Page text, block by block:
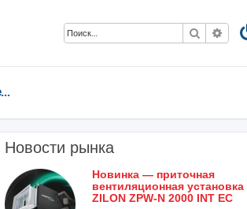
Поиск
Водоснабжение, водопровод, скважины
Новости рынка
Новинка — приточная
вентиляционная установка
ZILON ZPW-N 2000 INT EC